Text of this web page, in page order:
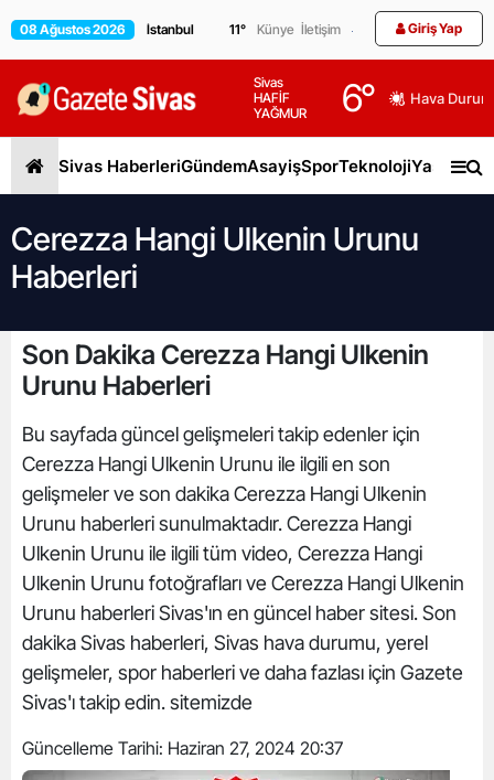
08 Ağustos 2026 11° Künye İletişim Giriş Yap
Sivas
HAFİF
YAĞMUR
6° Hava
Sivas HaberleriGündemAsayişSporTeknolojiYaşam
Cerezza Hangi Ulkenin Urunu
Haberleri
Son Dakika Cerezza Hangi Ulkenin
Urunu Haberleri
Bu sayfada güncel gelişmeleri takip edenler için
Cerezza Hangi Ulkenin Urunu ile ilgili en son
gelişmeler ve son dakika Cerezza Hangi Ulkenin
Urunu haberleri sunulmaktadır. Cerezza Hangi
Ulkenin Urunu ile ilgili tüm video, Cerezza Hangi
Ulkenin Urunu fotoğrafları ve Cerezza Hangi Ulkenin
Urunu haberleri Sivas'ın en güncel haber sitesi. Son
dakika Sivas haberleri, Sivas hava durumu, yerel
gelişmeler, spor haberleri ve daha fazlası için Gazete
Sivas'ı takip edin. sitemizde
Güncelleme Tarihi: Haziran 27, 2024 20:37